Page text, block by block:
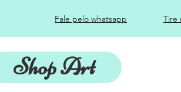
Fale pelo whatsapp Tire
Shop Art